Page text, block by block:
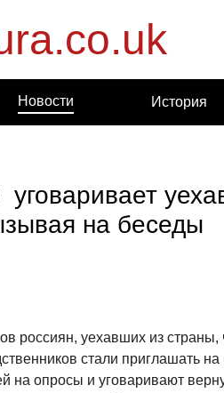
Новости История
на беседы
россиян, уехавших из страны,
стали приглашать
опросы и уговаривают